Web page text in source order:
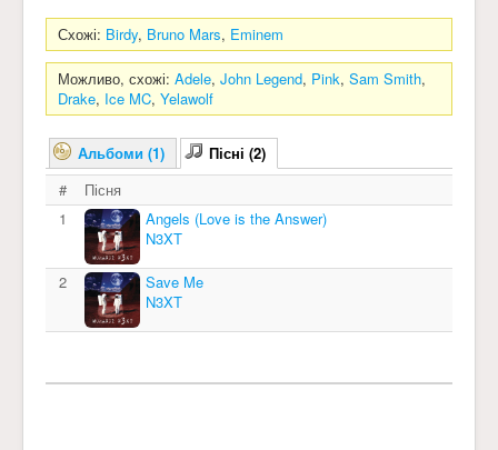
Схожі: Birdy, Bruno Mars, Eminem
Можливо, схожі: Adele, John Legend, Pink, Sam Smith,
Drake, Ice MC, Yelawolf
Альбоми (1)
Пісні (2)
#
Пісня
1
Angels (Love is the Answer)
N3XT
2
Save Me
N3XT